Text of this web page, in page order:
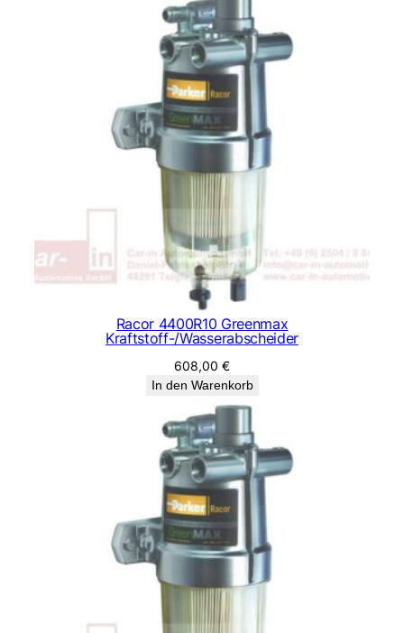
Racor 4400R10 Greenmax
Kraftstoff-/Wasserabscheider
608,00 €
In den Warenkorb